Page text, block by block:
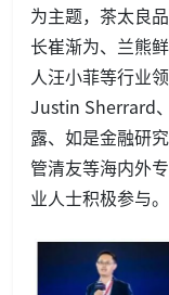
为主题，茶太良
长崔渐为、兰熊
人汪小菲等行业
Justin Sherrard
露、如是金融研
管清友等海内外
业人士积极参与。